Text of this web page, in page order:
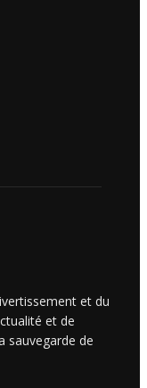
et du
et de
sauvegarde de